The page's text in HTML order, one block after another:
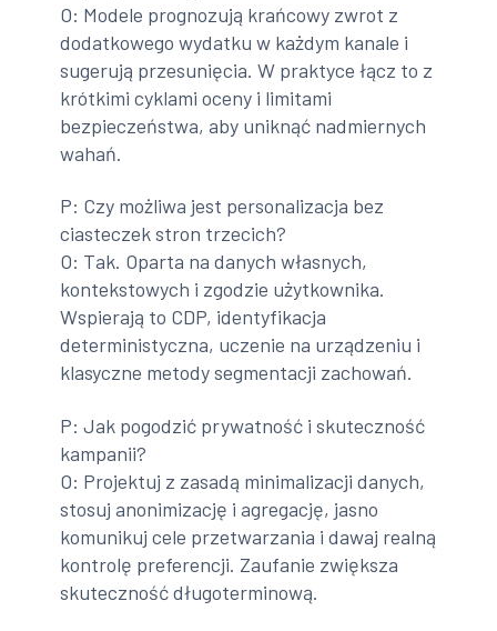
O: Modele prognozują krańcowy zwrot z
dodatkowego wydatku w każdym kanale i
sugerują przesunięcia. W praktyce łącz to z
krótkimi cyklami oceny i limitami
bezpieczeństwa, aby uniknąć nadmiernych
wahań.
P: Czy możliwa jest personalizacja bez
ciasteczek stron trzecich?
O: Tak. Oparta na danych własnych,
kontekstowych i zgodzie użytkownika.
Wspierają to CDP, identyfikacja
deterministyczna, uczenie na urządzeniu i
klasyczne metody segmentacji zachowań.
P: Jak pogodzić prywatność i skuteczność
kampanii?
O: Projektuj z zasadą minimalizacji danych,
stosuj anonimizację i agregację, jasno
komunikuj cele przetwarzania i dawaj realną
kontrolę preferencji. Zaufanie zwiększa
skuteczność długoterminową.